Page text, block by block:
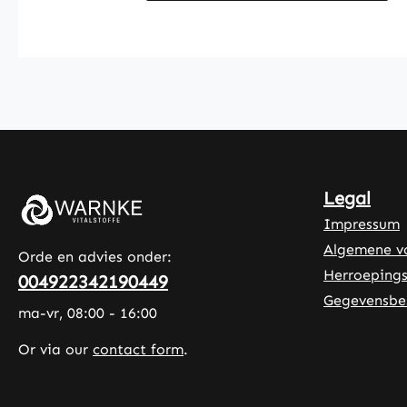
voedingssupplementen mogen wij
geen uitspraken doen over de
werking van voedingsstoffen. Voor
meer informatie raden wij aan
websites te raadplegen voordat u
Orde en advies onder:
004922342190449
ma-vr, 08:00 - 16:00
Or via our contact form.
Legal
Impressum
Algemene